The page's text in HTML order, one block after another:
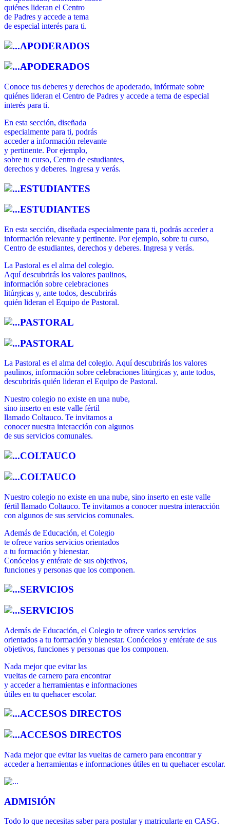
quiénes lideran el Centro
de Padres y accede a tema
de especial interés para ti.
APODERADOS
APODERADOS
Conoce tus deberes y derechos de apoderado, infórmate sobre
quiénes lideran el Centro de Padres y accede a tema de especial
interés para ti.
En esta sección, diseñada
especialmente para ti, podrás
acceder a información relevante
y pertinente. Por ejemplo,
sobre tu curso, Centro de estudiantes,
derechos y deberes. Ingresa y verás.
ESTUDIANTES
ESTUDIANTES
En esta sección, diseñada especialmente para ti, podrás acceder a
información relevante y pertinente. Por ejemplo, sobre tu curso,
Centro de estudiantes, derechos y deberes. Ingresa y verás.
La Pastoral es el alma del colegio.
Aquí descubrirás los valores paulinos,
información sobre celebraciones
litúrgicas y, ante todos, descubrirás
quién lideran el Equipo de Pastoral.
PASTORAL
PASTORAL
La Pastoral es el alma del colegio. Aquí descubrirás los valores
paulinos, información sobre celebraciones litúrgicas y, ante todos,
descubrirás quién lideran el Equipo de Pastoral.
Nuestro colegio no existe en una nube,
sino inserto en este valle fértil
llamado Coltauco. Te invitamos a
conocer nuestra interacción con algunos
de sus servicios comunales.
COLTAUCO
COLTAUCO
Nuestro colegio no existe en una nube, sino inserto en este valle
fértil llamado Coltauco. Te invitamos a conocer nuestra interacción
con algunos de sus servicios comunales.
Además de Educación, el Colegio
te ofrece varios servicios orientados
a tu formación y bienestar.
Conócelos y entérate de sus objetivos,
funciones y personas que los componen.
SERVICIOS
SERVICIOS
Además de Educación, el Colegio te ofrece varios servicios
orientados a tu formación y bienestar. Conócelos y entérate de sus
objetivos, funciones y personas que los componen.
Nada mejor que evitar las
vueltas de carnero para encontrar
y acceder a herramientas e informaciones
útiles en tu quehacer escolar.
ACCESOS DIRECTOS
ACCESOS DIRECTOS
Nada mejor que evitar las vueltas de carnero para encontrar y
acceder a herramientas e informaciones útiles en tu quehacer escolar.
ADMISIÓN
Todo lo que necesitas saber para postular y matricularte en CASG.